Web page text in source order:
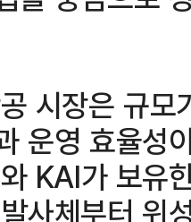
시장은 규
운영 효율성
KAI가 보유
사체부터 위